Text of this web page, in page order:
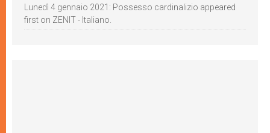
Lunedì 4 gennaio 2021: Possesso cardinalizio appeared
first on ZENIT - Italiano.